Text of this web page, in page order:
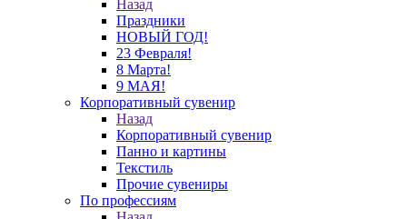
Назад
Праздники
НОВЫЙ ГОД!
23 Февраля!
8 Марта!
9 МАЯ!
Корпоративный сувенир
Назад
Корпоративный сувенир
Панно и картины
Текстиль
Прочие сувениры
По профессиям